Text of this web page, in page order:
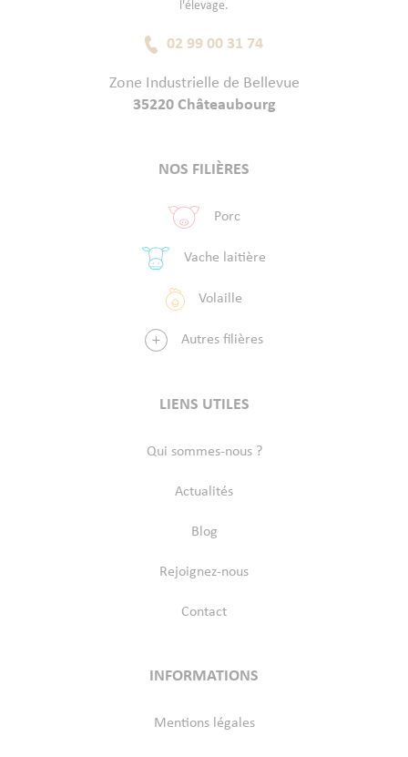
l'élevage.
02 99 00 31 74
Zone Industrielle de Bellevue
35220 Châteaubourg
NOS FILIÈRES
Porc
Vache laitière
Volaille
Autres filières
LIENS UTILES
Qui sommes-nous ?
Actualités
Blog
Rejoignez-nous
Contact
INFORMATIONS
Mentions légales